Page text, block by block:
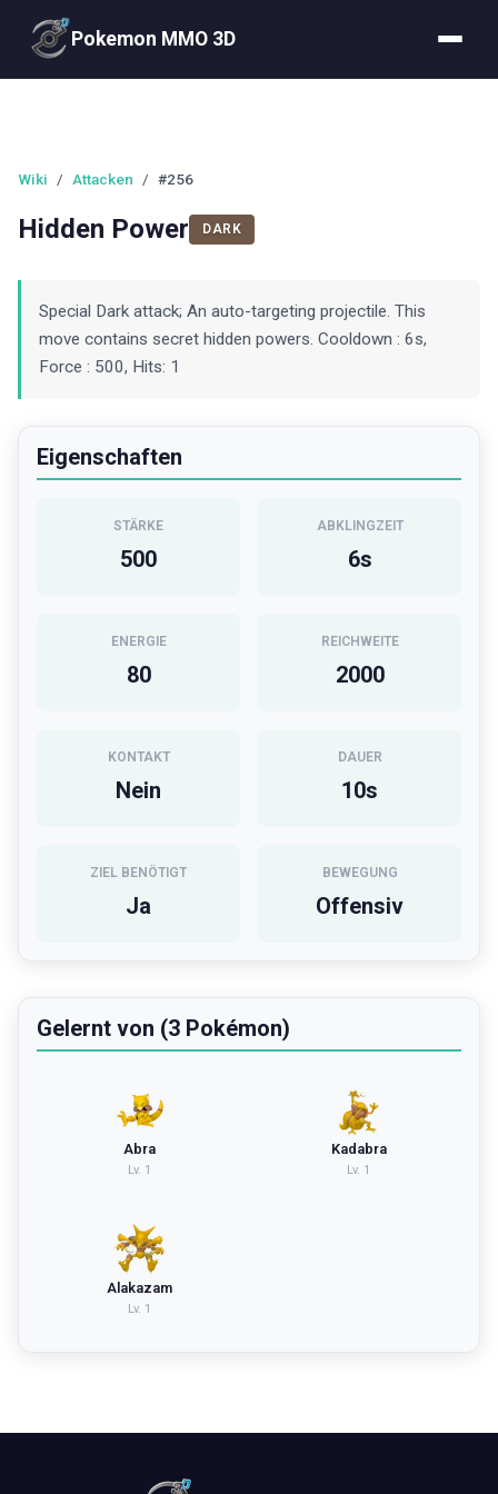
Pokemon MMO 3D
Wiki / Attacken / #256
Hidden Power DARK
Special Dark attack; An auto-targeting projectile. This
move contains secret hidden powers. Cooldown : 6s,
Force : 500, Hits: 1
Eigenschaften
STÄRKE
500
ABKLINGZEIT
6s
ENERGIE
80
REICHWEITE
2000
KONTAKT
Nein
DAUER
10s
ZIEL BENÖTIGT
Ja
BEWEGUNG
Offensiv
Gelernt von (3 Pokémon)
Abra
Lv. 1
Kadabra
Lv. 1
Alakazam
Lv. 1